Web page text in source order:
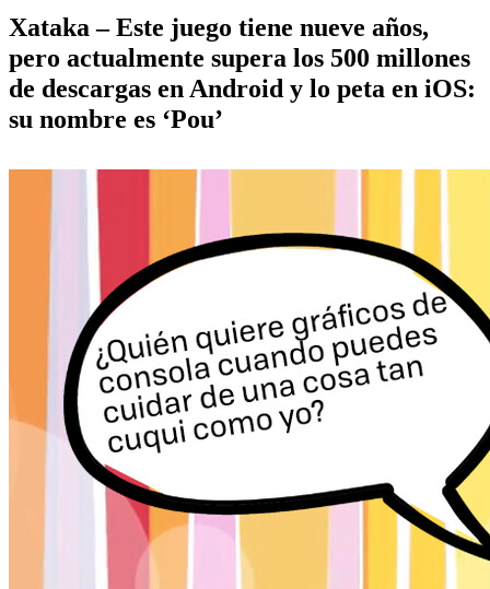
Xataka – Este juego tiene nueve años,
pero actualmente supera los 500 millones
de descargas en Android y lo peta en iOS:
su nombre es ‘Pou’